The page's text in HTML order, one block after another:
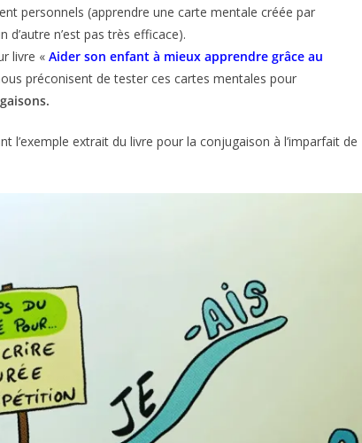
personnels (apprendre une carte mentale créée par
d’autre n’est pas très efficace).
livre « Aider son enfant à mieux apprendre grâce au
préconisent de tester ces cartes mentales pour
l’exemple extrait du livre pour la conjugaison à l’imparfait de